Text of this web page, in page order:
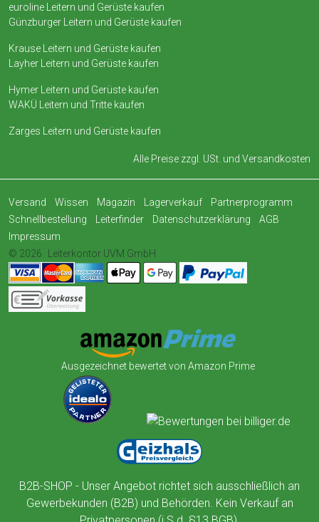
euroline Leitern und Gerüste kaufen
Günzburger Leitern und Gerüste kaufen
Krause Leitern und Gerüste kaufen
Layher Leitern und Gerüste kaufen
Hymer Leitern und Gerüste kaufen
WAKÜ Leitern und Tritte kaufen
Zarges Leitern und Gerüste kaufen
Alle Preise zzgl. USt. und Versandkosten
Versand Wissen Magazin Lagerverkauf
Partnerprogramm
Schnellbestellung
Leiterfinder Datenschutzerklärung
AGB
Impressum
© 2026
Leiterkontor UVM GmbH
Ausgezeichnet bewertet von Amazon Prime
B2B-SHOP - Unser Angebot richtet sich ausschließlich an
Gewerbekunden (B2B) und Behörden. Kein Verkauf an